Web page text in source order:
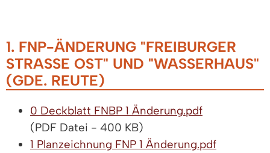
1. FNP-ÄNDERUNG "FREIBURGER
STRASSE OST" UND "WASSERHAUS" (
GDE. REUTE)
0 Deckblatt FNBP 1 Änderung.pdf
(PDF Datei - 400 KB)
1 Planzeichnung FNP 1 Änderung.pdf